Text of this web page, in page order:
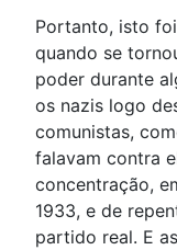
Portanto, isto
quando se
poder durante
os nazis logo
comunistas,
falavam contra
concentração,
1933, e de
partido real. E